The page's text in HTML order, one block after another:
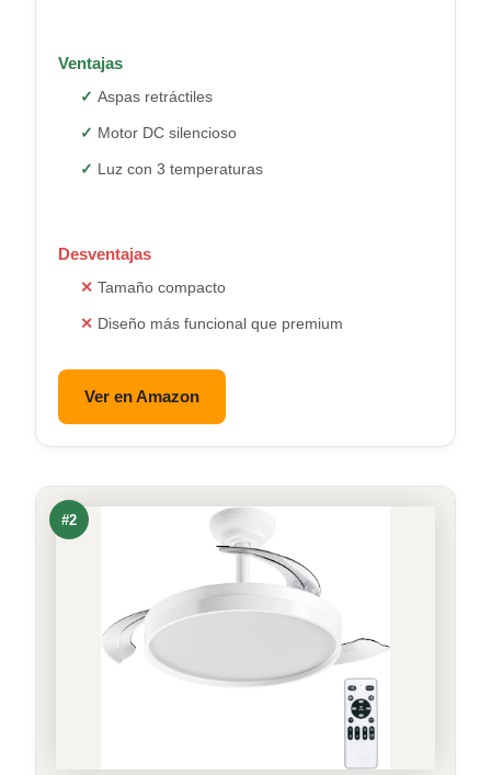
Ventajas
Aspas retráctiles
Motor DC silencioso
Luz con 3 temperaturas
Desventajas
Tamaño compacto
Diseño más funcional que premium
Ver en Amazon
#2